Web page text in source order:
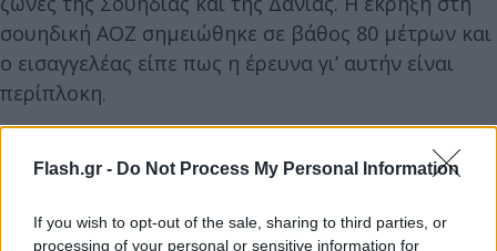
Flash.gr - Do Not Process My Personal Information
If you wish to opt-out of the sale, sharing to third parties, or
processing of your personal or sensitive information for
σουηδική ΑΟΖ σημειώθηκε σε βάθος 80 μέτρων και
ο εισαγγελέας είπε πως η έρευνα γι’ αυτήν είναι
περίπλοκη.